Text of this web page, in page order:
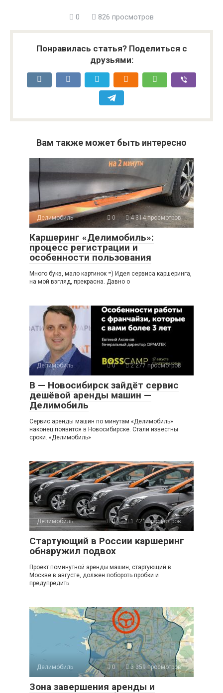
0 826 просмотров
Понравилась статья? Поделиться с
друзьями:
Вам также может быть интересно
Делимобиль 0 4 314 просмотров
Каршеринг «Делимобиль»:
процесс регистрации и
особенности пользования
Много букв, мало картинок =) Идея сервиса каршеринга,
на мой взгляд, прекрасна. Давно о
Делимобиль 0 2 277 просмотров
В — Новосибирск зайдёт сервис
дешёвой аренды машин —
Делимобиль
Сервис аренды машин по минутам «Делимобиль»
наконец появится в Новосибирске. Стали известны
сроки. «Делимобиль»
Делимобиль 0 1 421 просмотров
Стартующий в России каршеринг
обнаружил подвох
Проект поминутной аренды машин, стартующий в
Москве в августе, должен побороть пробки и
предупредить
Делимобиль 0 3 359 просмотров
Зона завершения аренды и